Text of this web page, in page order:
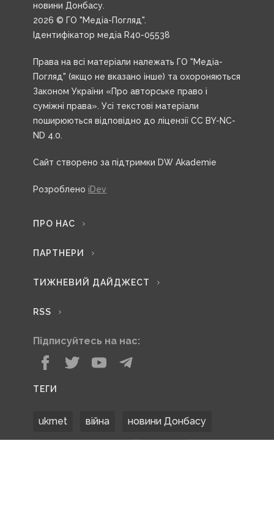
новини Донбасу.
2026 © ГО "Медіа-Погляд".
Ідентифікатор медіа R40-05538
Права на всі матеріали належать ГО "Медіа-
Погляд" (якщо не вказано інше) та охороняються
Законом України «Про авторське право і
суміжні права». Усі текстові матеріали
поширюються відповідно до ліцензії CC BY-NC-
ND 4.0.
Сайт створено за підтримки DW Akademie
Розроблено iDev
ПРО НАС
ПАРТНЕРИ
ТИЖНЕВИЙ ДАЙДЖЕСТ
RSS
Підписуйтесь на нас:
ТЕГИ
ukrnet війна новини Донбасу